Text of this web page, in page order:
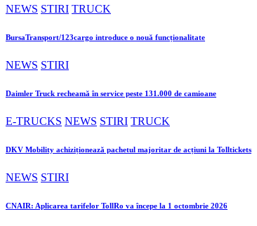
NEWS STIRI TRUCK
BursaTransport/123cargo introduce o nouă funcționalitate
NEWS STIRI
Daimler Truck recheamă în service peste 131.000 de camioane
E-TRUCKS NEWS STIRI TRUCK
DKV Mobility achiziționează pachetul majoritar de acțiuni la Tolltickets
NEWS STIRI
CNAIR: Aplicarea tarifelor TollRo va începe la 1 octombrie 2026